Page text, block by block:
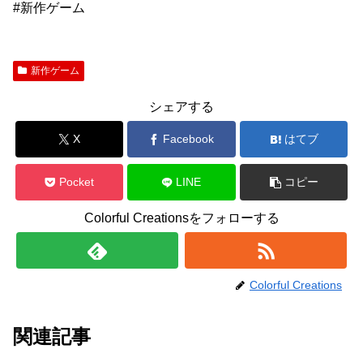
#新作ゲーム
新作ゲーム
シェアする
X Facebook はてブ
Pocket LINE コピー
Colorful Creationsをフォローする
Colorful Creations
関連記事